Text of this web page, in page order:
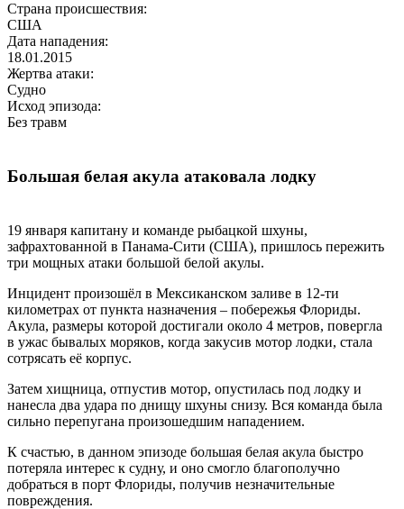
Страна происшествия:
США
Дата нападения:
18.01.2015
Жертва атаки:
Судно
Исход эпизода:
Без травм
Большая белая акула атаковала лодку
19 января капитану и команде рыбацкой шхуны,
зафрахтованной в Панама-Сити (США), пришлось пережить
три мощных атаки большой белой акулы.
Инцидент произошёл в Мексиканском заливе в 12-ти
километрах от пункта назначения – побережья Флориды.
Акула, размеры которой достигали около 4 метров, повергла
в ужас бывалых моряков, когда закусив мотор лодки, стала
сотрясать её корпус.
Затем хищница, отпустив мотор, опустилась под лодку и
нанесла два удара по днищу шхуны снизу. Вся команда была
сильно перепугана произошедшим нападением.
К счастью, в данном эпизоде большая белая акула быстро
потеряла интерес к судну, и оно смогло благополучно
добраться в порт Флориды, получив незначительные
повреждения.